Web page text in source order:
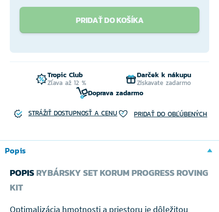
PRIDAŤ DO KOŠÍKA
Tropic Club
Zľava až 12 %
Darček k nákupu
Získavate zadarmo
Doprava zadarmo
STRÁŽIŤ DOSTUPNOSŤ A CENU PRIDAŤ DO OBĽÚBENÝCH
Popis
POPISRYBÁRSKY SET KORUM PROGRESS ROVING
KIT
Optimalizácia hmotnosti a priestoru je dôležitou